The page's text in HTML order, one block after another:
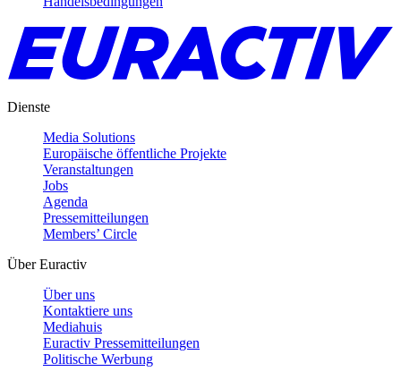
Dienste
Media Solutions
Europäische öffentliche Projekte
Veranstaltungen
Jobs
Agenda
Pressemitteilungen
Members’ Circle
Über Euractiv
Über uns
Kontaktiere uns
Mediahuis
Euractiv Pressemitteilungen
Politische Werbung